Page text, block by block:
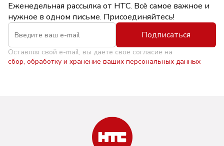
Еженедельная рассылка от НТС. Всё самое важное и
нужное в одном письме. Присоединяйтесь!
Подписаться
Оставляя свой e-mail, вы даете свое согласие на
сбор, обработку и хранение ваших персональных данных